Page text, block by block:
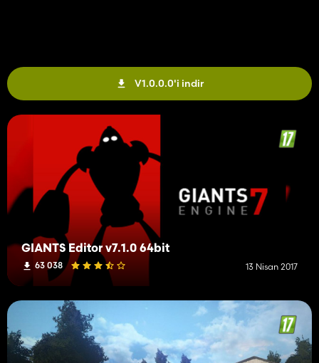
V1.0.0.0'i indir
GIANTS Editor v7.1.0 64bit
63 038 13 Nisan 2017